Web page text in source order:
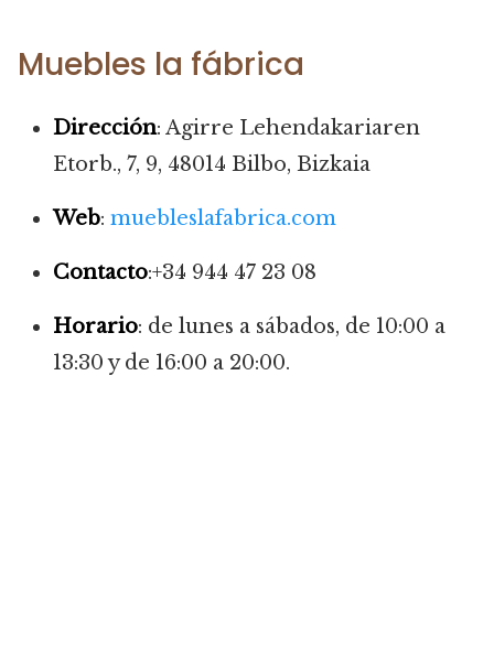
Muebles la fábrica
Dirección: Agirre Lehendakariaren
Etorb., 7, 9, 48014 Bilbo, Bizkaia
Web: muebleslafabrica.com
Contacto:+34 944 47 23 08
Horario: de lunes a sábados, de 10:00 a
13:30 y de 16:00 a 20:00.